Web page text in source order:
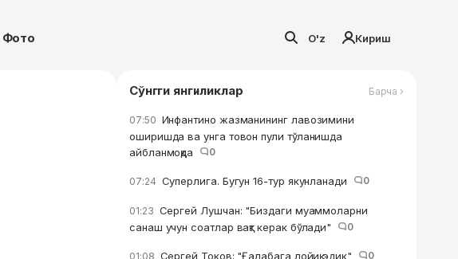
Фото O'z Кириш
Сўнгги янгиликлар Барча ›
07:50 Инфантино жазманининг лавозимини
оширишда ва унга товон пули тўланишда
айбланмоқда
0
07:24 Суперлига. Бугун 16-тур якунланади 0
01:23 Сергей Лушчан: "Биздаги муаммоларни
санаш учун соатлар вақт керак бўлади"
0
01:08 Сергей Токов: "Ғалабага лойиқ эдик" 0